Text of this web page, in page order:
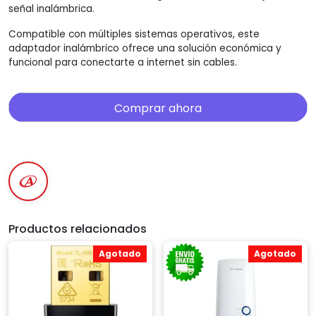
señal inalámbrica.
Compatible con múltiples sistemas operativos, este
adaptador inalámbrico ofrece una solución económica y
funcional para conectarte a internet sin cables.
Comprar ahora
Productos relacionados
Agotado Agotado